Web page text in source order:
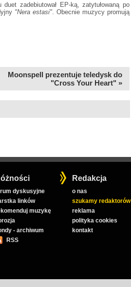
zadebiutował EP-ką, zatytułowaną po
"Nera estasi" . Obecnie muzycy promują
Moonspell prezentuje teledysk do
"Cross Your Heart" »
dyskusyjne
linków
muzykę
- archiwum
RSS
Redakcja
o nas
szukamy redaktorów
reklama
polityka cookies
kontakt